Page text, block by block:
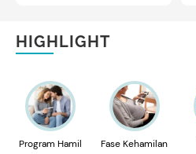
HIGHLIGHT
Program Hamil Fase Kehamilan